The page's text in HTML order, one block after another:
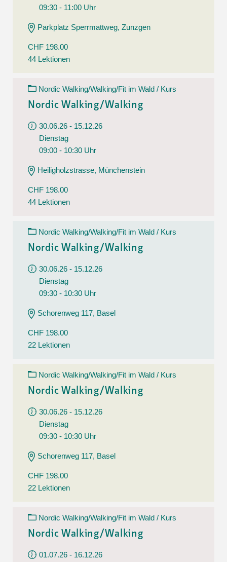
09:30 - 11:00 Uhr
Parkplatz Sperrmattweg, Zunzgen
CHF 198.00
44 Lektionen
Nordic Walking/Walking/Fit im Wald / Kurs
Nordic Walking/Walking
30.06.26 - 15.12.26
Dienstag
09:00 - 10:30 Uhr
Heiligholzstrasse, Münchenstein
CHF 198.00
44 Lektionen
Nordic Walking/Walking/Fit im Wald / Kurs
Nordic Walking/Walking
30.06.26 - 15.12.26
Dienstag
09:30 - 10:30 Uhr
Schorenweg 117, Basel
CHF 198.00
22 Lektionen
Nordic Walking/Walking/Fit im Wald / Kurs
Nordic Walking/Walking
30.06.26 - 15.12.26
Dienstag
09:30 - 10:30 Uhr
Schorenweg 117, Basel
CHF 198.00
22 Lektionen
Nordic Walking/Walking/Fit im Wald / Kurs
Nordic Walking/Walking
01.07.26 - 16.12.26